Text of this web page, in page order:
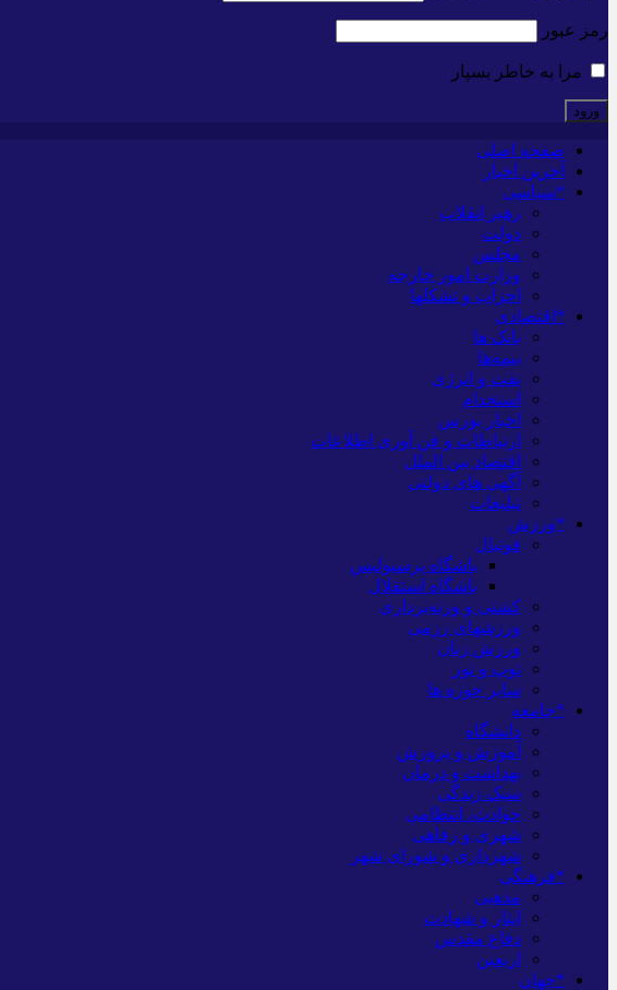
رمز عبور
مرا به خاطر بسپار
صفحه اصلی
آخرین اخبار
*سیاسی
رهبر انقلاب
دولت
مجلس
وزارت امور خارجه
احزاب و تشکلها
*اقتصادی
بانک ها
بیمه‌ها
نفت و انرژی
استخدام
اخبار بورس
ارتباطات و فن آوری اطلاعات
اقتصاد بین الملل
آگهی های دولتی
تبلیغات
*ورزش
فوتبال
باشگاه پرسپولیس
باشگاه استقلال
کشتی و وزنه‌برداری
ورزشهای رزمی
ورزش زنان
توپ و تور
سایر حوزه ها
*جامعه
دانشگاه
آموزش و پرورش
بهداشت و درمان
سبک زندگی
حوادث، انتظامی
شهری و رفاهی
شهرداری و شورای شهر
*فرهنگی
مذهبی
ایثار و شهادت
دفاع مقدس
اربعین
*جهان